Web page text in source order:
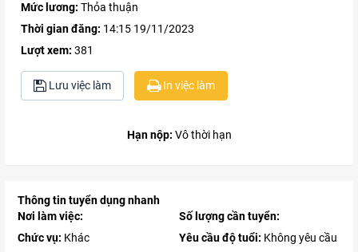
Mức lương: Thỏa thuận
Thời gian đăng: 14:15 19/11/2023
Lượt xem: 381
Lưu việc làm In việc làm
Hạn nộp: Vô thời hạn
Thông tin tuyển dụng nhanh
Nơi làm việc:
Chức vụ: Khác
Số lượng cần tuyển:
Yêu cầu độ tuổi: Không yêu cầu